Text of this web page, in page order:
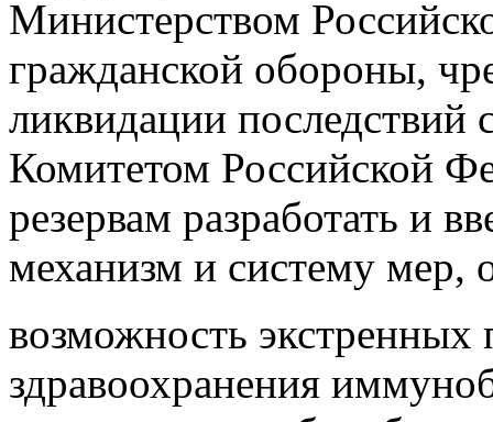
Министерством
гражданской обороны,
ликвидации последствий
Комитетом Российской
резервам разработать и
механизм и систему мер,
возможность
здравоохранения